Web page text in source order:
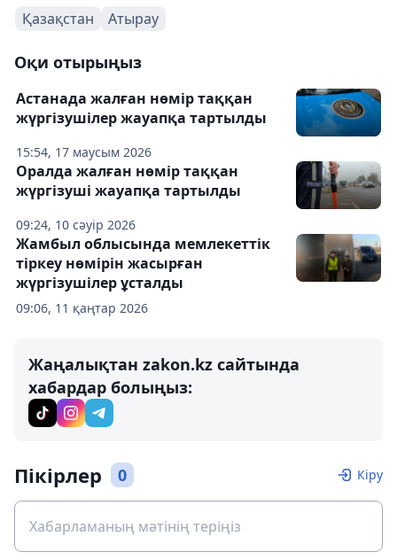
Қазақстан Атырау
Оқи отырыңыз
15:54, 17 маусым 2026
Астанада жалған нөмір таққан
жүргізушілер жауапқа тартылды
09:24, 10 сәуір 2026
Оралда жалған нөмір таққан
жүргізуші жауапқа тартылды
09:06, 11 қаңтар 2026
Жамбыл облысында мемлекеттік
тіркеу нөмірін жасырған
жүргізушілер ұсталды
Жаңалықтан zakon.kz сайтында
хабардар болыңыз:
Пікірлер 0 Кіру